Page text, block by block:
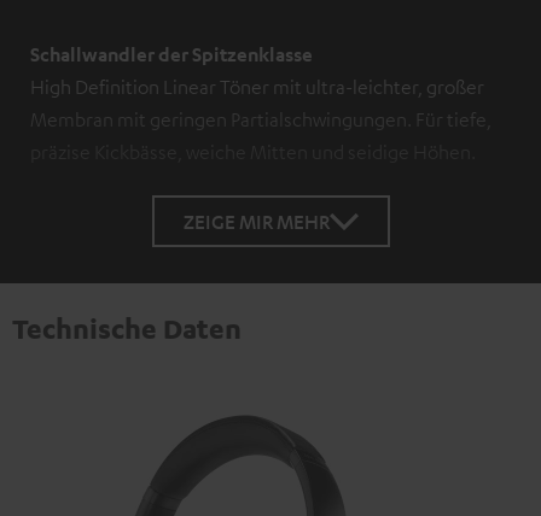
Schallwandler der Spitzenklasse
High Definition Linear Töner mit ultra-leichter, großer
Membran mit geringen Partialschwingungen. Für tiefe,
ZEIGE MIR MEHR
Technische Daten